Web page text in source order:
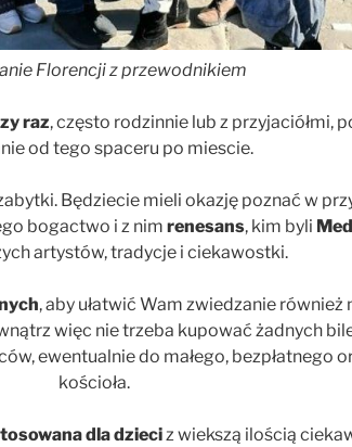
Florencji z przewodnikiem
raz, często rodzinnie lub z przyjaciółmi,
od tego spaceru po miescie.
Będziecie mieli okazję poznać w
bogactwo i z nim renesans, kim byli
artystów, tradycje i ciekawostki.
, aby ułatwić Wam zwiedzanie również
więc nie trzeba kupować żadnych
ewentualnie do małego, bezpłatnego
kościoła.
dla dzieciz wiekszą ilością